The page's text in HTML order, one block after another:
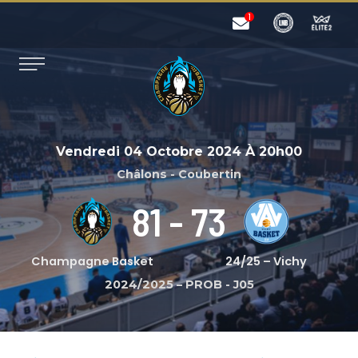
Vendredi 04 Octobre 2024À 20h00
Châlons - Coubertin
Champagne Basket
81- 73
24/25 – Vichy
2024/2025 – PROB-J05